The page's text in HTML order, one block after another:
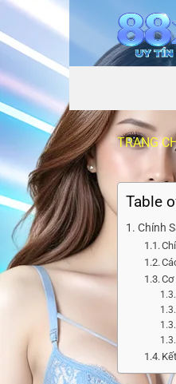
Bỏ
nội
dung
TRANG
Table
Chính